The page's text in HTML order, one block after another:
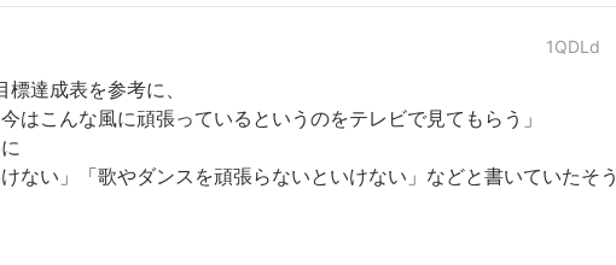
1QDLd
達成表を参考に、
はこんな風に頑張っているというのをテレビで見てもらう」
ない」「歌やダンスを頑張らないといけない」などと書いていたそう